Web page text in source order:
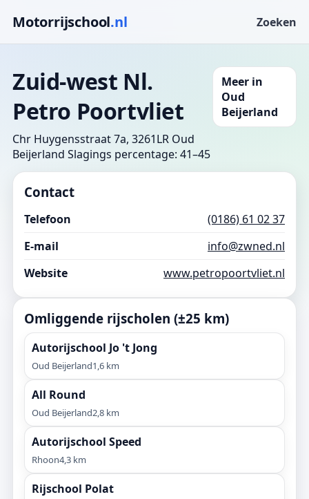
Motorrijschool.nl Zoeken
Zuid-west Nl.
Petro Poortvliet
Chr Huygensstraat 7a, 3261LR Oud
Beijerland Slagings percentage: 41–45
Meer in
Oud
Beijerland
Contact
Telefoon
(0186) 61 02 37
E-mail
info@zwned.nl
Website
www.petropoortvliet.nl
Omliggende rijscholen (±25 km)
Autorijschool Jo 't Jong
Oud Beijerland1,6 km
All Round
Oud Beijerland2,8 km
Autorijschool Speed
Rhoon4,3 km
Rijschool Polat